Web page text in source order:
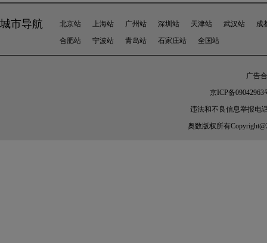
城市导航 北京站 上海站 广州站 深圳站 天津站 武汉站
成
合肥站
宁波站 青岛站 石家庄站 全国站
广告
京ICP备09042963
违法和不良信息举报电
奥数 版权所有